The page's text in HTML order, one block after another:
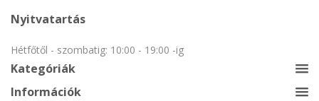
Nyitvatartás
Hétfőtől - szombatig: 10:00 - 19:00 -ig
Kategóriák
Információk